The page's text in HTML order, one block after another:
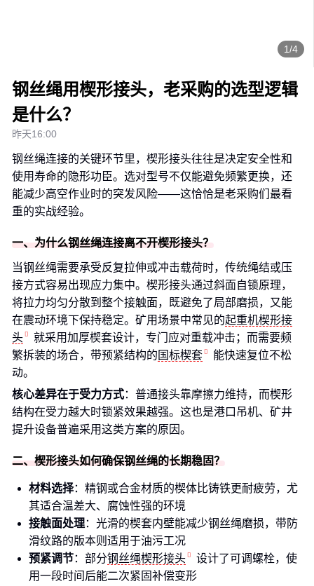
1/4
钢丝绳用楔形接头，老采购的选型逻辑
是什么？
昨天16:00
钢丝绳连接的关键环节里，楔形接头往往是决定安全性和
使用寿命的隐形功臣。选对型号不仅能避免频繁更换，还
能减少高空作业时的突发风险——这恰恰是老采购们最看
重的实战经验。
一、为什么钢丝绳连接离不开楔形接头？
当钢丝绳需要承受反复拉伸或冲击载荷时，传统绳结或压
接方式容易出现应力集中。楔形接头通过斜面自锁原理，
将拉力均匀分散到整个接触面，既避免了局部磨损，又能
在震动环境下保持稳定。矿用场景中常见的起重机楔形接
头
就采用加厚楔套设计，专门应对重载冲击；而需要频
繁拆装的场合，带预紧结构的 国标楔套
能快速复位不松
动。
核心差异在于受力方式：普通接头靠摩擦力维持，而楔形
结构在受力越大时锁紧效果越强。这也是港口吊机、矿井
提升设备普遍采用这类方案的原因。
二、楔形接头如何确保钢丝绳的长期稳固？
材料选择：精钢或合金材质的楔体比铸铁更耐疲劳，尤
其适合温差大、腐蚀性强的环境
接触面处理：光滑的楔套内壁能减少钢丝绳磨损，带防
滑纹路的版本则适用于油污工况
预紧调节：部分钢丝绳楔形接头
设计了可调螺栓，使
用一段时间后能二次紧固补偿变形